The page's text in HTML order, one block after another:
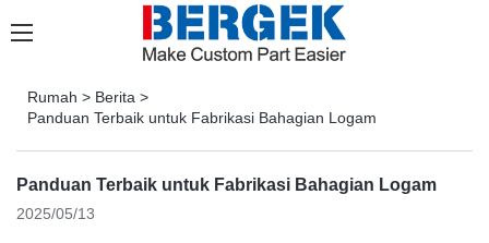
Rumah > Berita >
Panduan Terbaik untuk Fabrikasi Bahagian Logam
Panduan Terbaik untuk Fabrikasi Bahagian Logam
2025/05/13